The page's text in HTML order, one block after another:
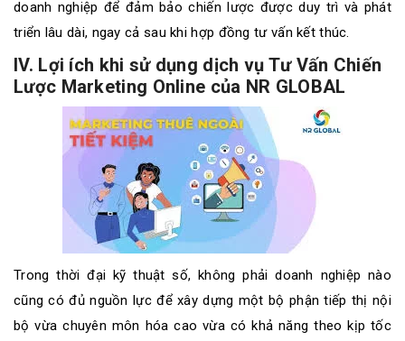
doanh nghiệp để đảm bảo chiến lược được duy trì và phát
triển lâu dài, ngay cả sau khi hợp đồng tư vấn kết thúc.
IV. Lợi ích khi sử dụng dịch vụ Tư Vấn Chiến
Lược Marketing Online của NR GLOBAL
Trong thời đại kỹ thuật số, không phải doanh nghiệp nào
cũng có đủ nguồn lực để xây dựng một bộ phận tiếp thị nội
bộ vừa chuyên môn hóa cao vừa có khả năng theo kịp tốc